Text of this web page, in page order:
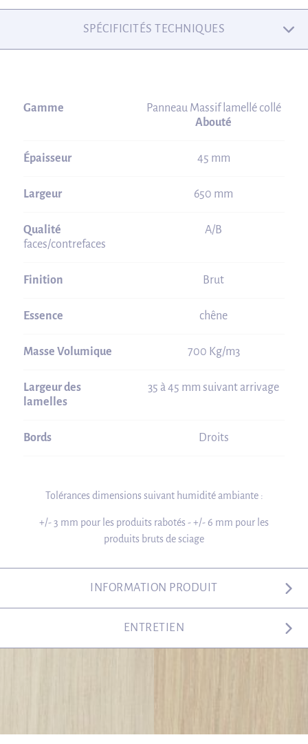
SPÉCIFICITÉS TECHNIQUES
Gamme
Panneau Massif lamellé collé
Abouté
Épaisseur 45 mm
Largeur 650 mm
Qualité
faces/contrefaces
A/B
Finition Brut
Essence chêne
Masse Volumique 700 Kg/m3
Largeur des
lamelles
35 à 45 mm suivant arrivage
Bords Droits
Tolérances dimensions suivant humidité ambiante :
+/- 3 mm pour les produits rabotés - +/- 6 mm pour les
produits bruts de sciage
INFORMATION PRODUIT
ENTRETIEN